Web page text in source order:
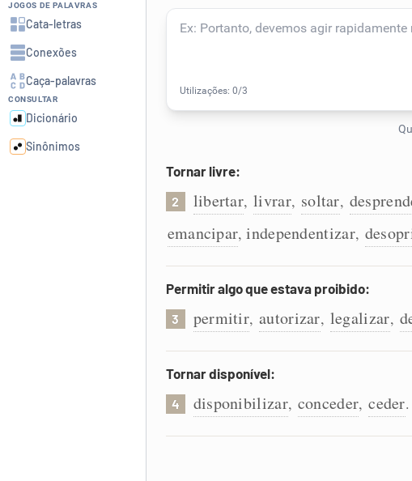
Corrigir Texto
Detector de IA
Humanizador de IA
JOGOS DE PALAVRAS
Cata-letras
Conexões
Caça-palavras
CONSULTAR
Dicionário
Sinônimos
Tornar livre:
2 libertar, livrar, soltar,
emancipar,independentizar,
Permitir algo que estava proibido:
3 permitir, autorizar, legalizar,
Tornar disponível:
4 disponibilizar, conceder, ceder.